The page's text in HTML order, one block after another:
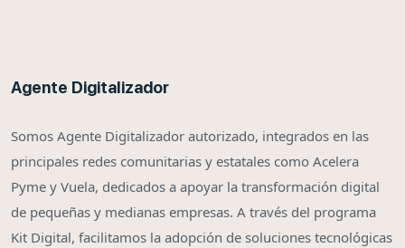
Agente Digitalizador
Somos Agente Digitalizador autorizado, integrados en las
principales redes comunitarias y estatales como Acelera
Pyme y Vuela, dedicados a apoyar la transformación digital
de pequeñas y medianas empresas. A través del programa
Kit Digital, facilitamos la adopción de soluciones tecnológicas